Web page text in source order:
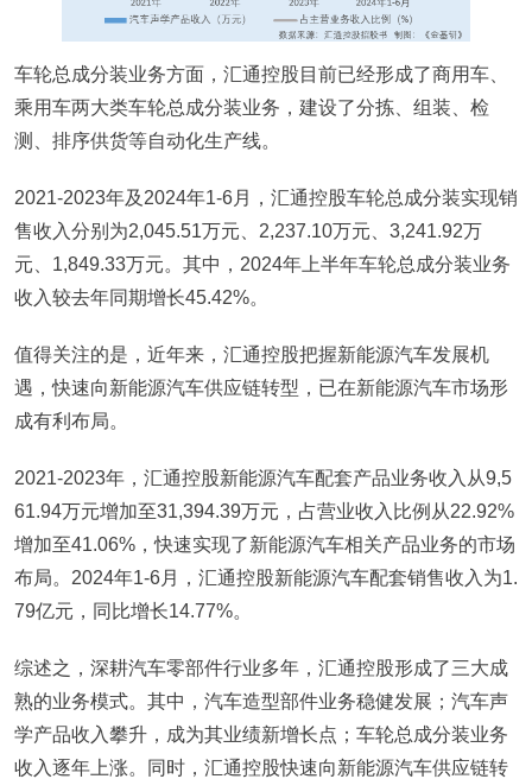
车轮总成分装业务方面，汇通控股目前已经形成了商用车、
乘用车两大类车轮总成分装业务，建设了分拣、组装、检
测、排序供货等自动化生产线。
2021-2023年及2024年1-6月，汇通控股车轮总成分装实现销
售收入分别为2,045.51万元、2,237.10万元、3,241.92万
元、1,849.33万元。其中，2024年上半年车轮总成分装业务
收入较去年同期增长45.42%。
值得关注的是，近年来，汇通控股把握新能源汽车发展机
遇，快速向新能源汽车供应链转型，已在新能源汽车市场形
成有利布局。
2021-2023年，汇通控股新能源汽车配套产品业务收入从9,5
61.94万元增加至31,394.39万元，占营业收入比例从22.92%
增加至41.06%，快速实现了新能源汽车相关产品业务的市场
布局。2024年1-6月，汇通控股新能源汽车配套销售收入为1.
79亿元，同比增长14.77%。
综述之，深耕汽车零部件行业多年，汇通控股形成了三大成
熟的业务模式。其中，汽车造型部件业务稳健发展；汽车声
学产品收入攀升，成为其业绩新增长点；车轮总成分装业务
收入逐年上涨。同时，汇通控股快速向新能源汽车供应链转